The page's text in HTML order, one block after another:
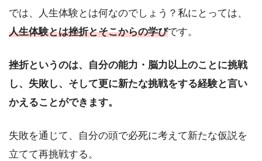
では、人生体験とは何なのでしょう？私にとっては、
人生体験とは挫折とそこからの学びです。
挫折というのは、自分の能力・脳力以上のことに挑戦
し、失敗し、そして更に新たな挑戦をする経験と言い
かえることができます。
失敗を通じて、自分の頭で必死に考えて新たな仮説を
立てて再挑戦する。